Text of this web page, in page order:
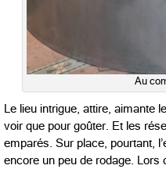
Au
Le lieu intrigue, attire, aimante
voir que pour goûter. Et les
emparés. Sur place, pourtant,
encore un peu de rodage. Lors